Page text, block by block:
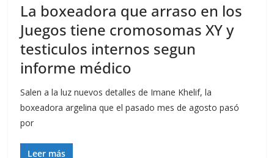
La boxeadora que arraso en los
Juegos tiene cromosomas XY y
testiculos internos segun
informe médico
Salen a la luz nuevos detalles de Imane Khelif, la
boxeadora argelina que el pasado mes de agosto pasó
por
Leer más